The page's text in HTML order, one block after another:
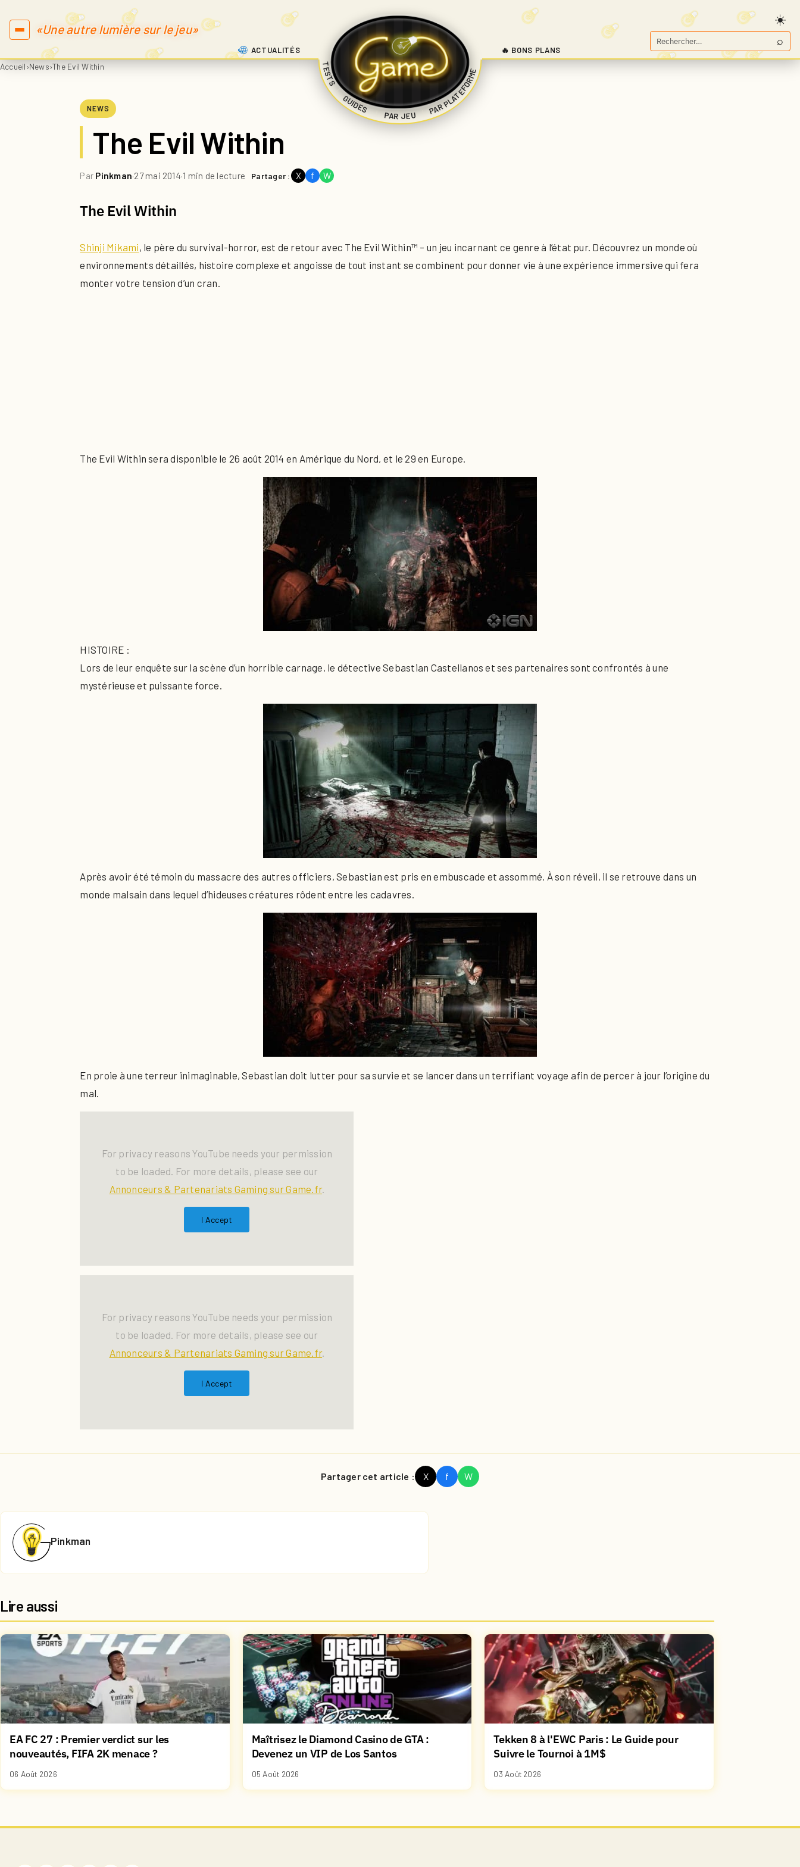
«Une autre lumière sur le jeu»
Rechercher
⌕
ACTUALITÉS
TESTS
GUIDES
PAR JEU PAR PLATEFORME
|
| |
🔥 BONS PLANS
Accueil›News›The Evil Within
NEWS
The Evil Within
Par Pinkman·27 mai 2014·1 min de lecture Partager : X f W
The Evil Within
Shinji Mikami, le père du survival-horror, est de retour avec The Evil Within™ – un jeu incarnant ce genre à l’état pur. Découvrez un monde où
environnements détaillés, histoire complexe et angoisse de tout instant se combinent pour donner vie à une expérience immersive qui fera
monter votre tension d’un cran.
The Evil Within sera disponible le 26 août 2014 en Amérique du Nord, et le 29 en Europe.
HISTOIRE :
Lors de leur enquête sur la scène d’un horrible carnage, le détective Sebastian Castellanos et ses partenaires sont confrontés à une
mystérieuse et puissante force.
Après avoir été témoin du massacre des autres officiers, Sebastian est pris en embuscade et assommé. À son réveil, il se retrouve dans un
monde malsain dans lequel d’hideuses créatures rôdent entre les cadavres.
En proie à une terreur inimaginable, Sebastian doit lutter pour sa survie et se lancer dans un terrifiant voyage afin de percer à jour l’origine du
mal.
For privacy reasons YouTube needs your permission
to be loaded. For more details, please see our
Annonceurs & Partenariats Gaming sur Game.fr.
I Accept
For privacy reasons YouTube needs your permission
to be loaded. For more details, please see our
Annonceurs & Partenariats Gaming sur Game.fr.
I Accept
Partager cet article : X f W
Pinkman
Lire aussi
EA FC 27 : Premier verdict sur les
nouveautés, FIFA 2K menace ?
06 Août 2026
Maîtrisez le Diamond Casino de GTA :
Devenez un VIP de Los Santos
05 Août 2026
Tekken 8 à l'EWC Paris : Le Guide pour
Suivre le Tournoi à 1M$
03 Août 2026